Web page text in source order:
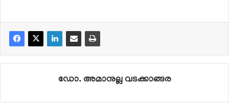
ഡോ. അമാനുല്ല വടക്കാങ്ങര